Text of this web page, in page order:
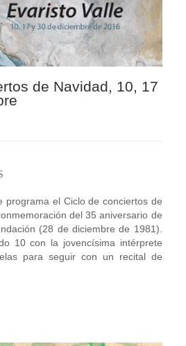
de Navidad, 10, 17
programa el Ciclo de conciertos de
del 35 aniversario de
(28 de diciembre de 1981).
10 con la jovencísima intérprete
para seguir con un recital de